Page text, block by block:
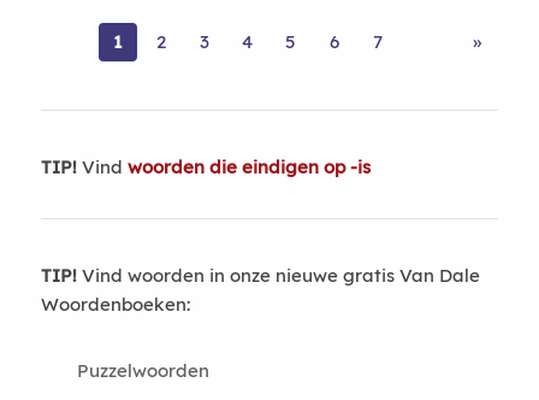
1 2 3 4 5 6 7 »
TIP!Vind woorden die eindigen op -is
TIP!Vind woorden in onze nieuwe gratis Van Dale
Woordenboeken:
Puzzelwoorden